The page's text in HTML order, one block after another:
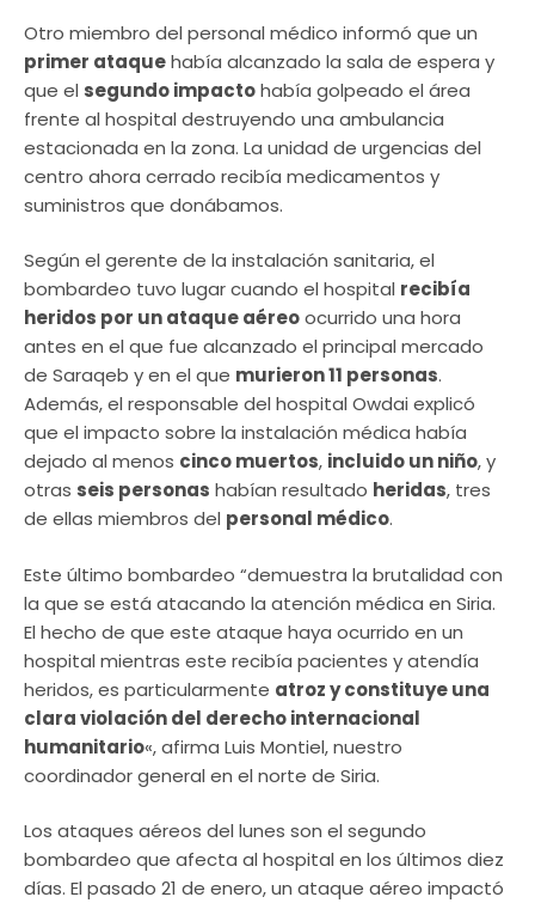
Otro miembro del personal médico informó que un
primer ataquehabía alcanzado la sala de espera y
que el segundo impactohabía golpeado el área
frente al hospital destruyendo una ambulancia
estacionada en la zona. La unidad de urgencias del
centro ahora cerrado recibía medicamentos y
suministros que donábamos.
Según el gerente de la instalación sanitaria, el
bombardeo tuvo lugar cuando el hospital recibía
heridos por un ataque aéreoocurrido una hora
antes en el que fue alcanzado el principal mercado
de Saraqeb y en el que murieron 11 personas.
Además, el responsable del hospital Owdai explicó
que el impacto sobre la instalación médica había
dejado al menos cinco muertos, incluido un niño, y
otras seis personas habían resultado heridas, tres
de ellas miembros del personal médico.
Este último bombardeo “demuestra la brutalidad con
la que se está atacando la atención médica en Siria.
El hecho de que este ataque haya ocurrido en un
hospital mientras este recibía pacientes y atendía
heridos, es particularmente atroz y constituye una
clara violación del derecho internacional
humanitario«, afirma Luis Montiel, nuestro
coordinador general en el norte de Siria.
Los ataques aéreos del lunes son el segundo
bombardeo que afecta al hospital en los últimos diez
días. El pasado 21 de enero, un ataque aéreo impactó